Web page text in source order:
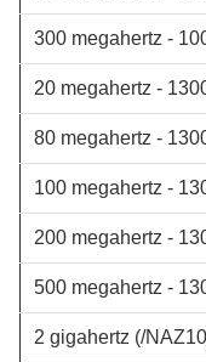
300 megahertz -
20 megahertz -
80 megahertz -
100 megahertz -
200 megahertz -
500 megahertz -
2 gigahertz (/